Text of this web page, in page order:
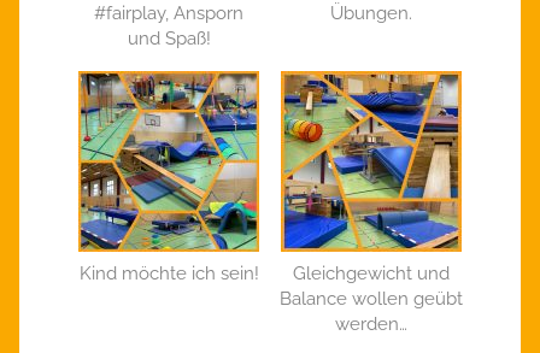
#fairplay, Ansporn
und Spaß!
Übungen.
Kind möchte ich sein!
Gleichgewicht und
Balance wollen geübt
werden…